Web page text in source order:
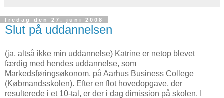
fredag den 27. juni 2008
Slut på uddannelsen
(ja, altså ikke min uddannelse) Katrine er netop blevet
færdig med hendes uddannelse, som
Markedsføringsøkonom, på Aarhus Business College
(Købmandsskolen). Efter en flot hovedopgave, der
resulterede i et 10-tal, er der i dag dimission på skolen. I